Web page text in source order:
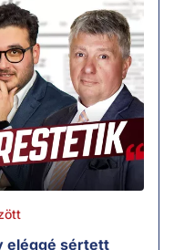
eléggé sértett